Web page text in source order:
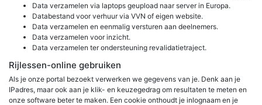
Data verzamelen via laptops geupload naar server in Europa.
Databestand voor verhuur via VVN of eigen website.
Data verzamelen en eenmalig versturen aan deelnemers.
Data verzamelen voor inzicht.
Data verzamelen ter ondersteuning revalidatietraject.
Rijlessen-online gebruiken
Als je onze portal bezoekt verwerken we gegevens van je. Denk aan je
IPadres, maar ook aan je klik- en keuzegedrag om resultaten te meten en
onze software beter te maken. Een cookie onthoudt je inlognaam en je